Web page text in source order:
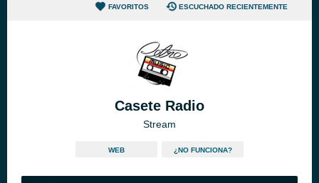
FAVORITOS ESCUCHADO RECIENTEMENTE
Casete Radio
Stream
WEB ¿NO FUNCIONA?